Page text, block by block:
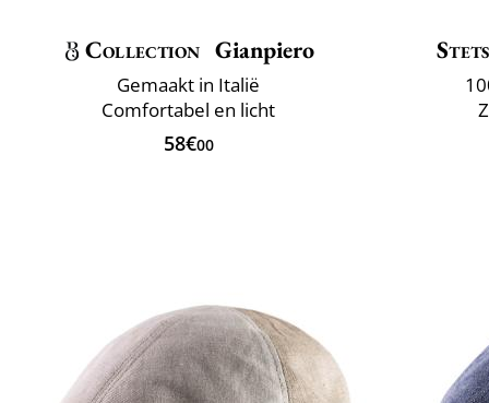
Collection Gianpiero
Gemaakt in Italië
Comfortabel en licht
58€00